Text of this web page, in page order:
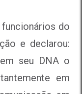
do
e declarou:
seu DNA o
em